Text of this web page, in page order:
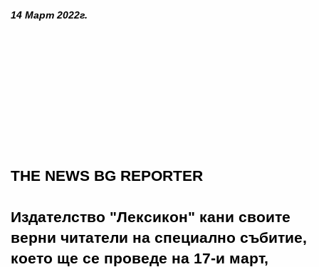
14 Март 2022г.
THE NEWS BG REPORTER
Издателство "Лексикон" кани своите
верни читатели на специално събитие,
което ще се проведе на 17-и март,